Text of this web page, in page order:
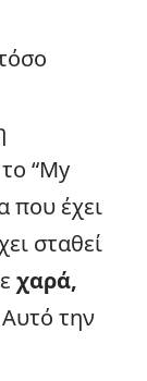
“My
που έχει
σταθεί
χαρά,
την